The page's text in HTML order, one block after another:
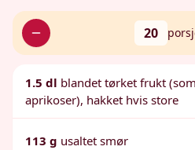
20
1.5 dl blandet tørket frukt
aprikoser), hakket hvis store
113 g usaltet smør